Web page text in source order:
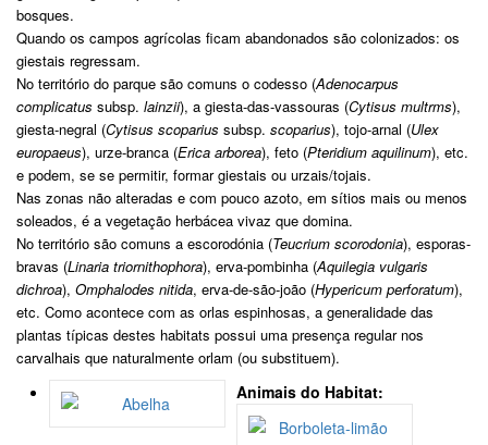
bosques.
Quando os campos agrícolas ficam abandonados são colonizados: os
giestais regressam.
No território do parque são comuns o codesso (Adenocarpus
complicatus subsp. lainzii), a giesta-das-vassouras (Cytisus multrms),
giesta-negral (Cytisus scoparius subsp. scoparius), tojo-arnal (Ulex
europaeus), urze-branca (Erica arborea), feto (Pteridium aquilinum), etc.
e podem, se se permitir, formar giestais ou urzais/tojais.
Nas zonas não alteradas e com pouco azoto, em sítios mais ou menos
soleados, é a vegetação herbácea vivaz que domina.
No território são comuns a escorodónia (Teucrium scorodonia), esporas-
bravas (Linaria triornithophora), erva-pombinha (Aquilegia vulgaris
dichroa), Omphalodes nitida, erva-de-são-joão (Hypericum perforatum),
etc. Como acontece com as orlas espinhosas, a generalidade das
plantas típicas destes habitats possui uma presença regular nos
carvalhais que naturalmente orlam (ou substituem).
Animais do Habitat: